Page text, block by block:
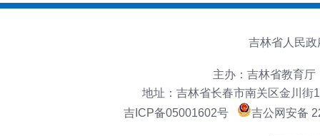
吉林省人民政
主办：吉林省教育
地址：吉林省长春市南关区金川
吉ICP备05001602号
吉公网安备